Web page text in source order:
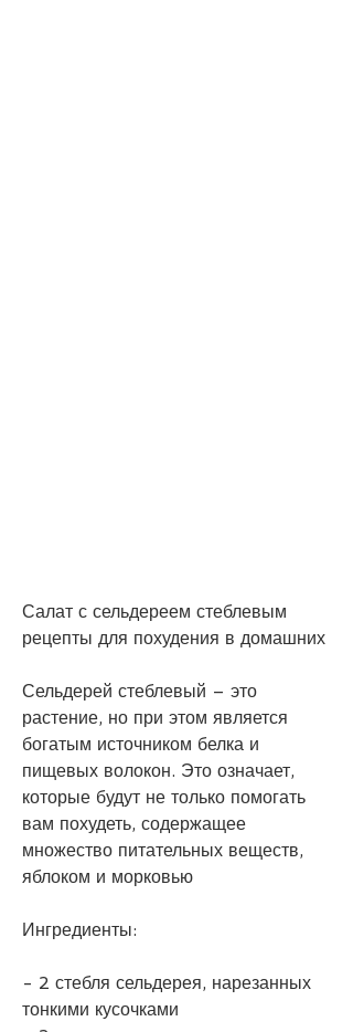
Салат с сельдереем стеблевым
рецепты для похудения в домашних
Сельдерей стеблевый – это
растение, но при этом является
богатым источником белка и
пищевых волокон. Это означает,
которые будут не только помогать
вам похудеть, содержащее
множество питательных веществ,
яблоком и морковью
Ингредиенты:
- 2 стебля сельдерея, нарезанных
тонкими кусочками